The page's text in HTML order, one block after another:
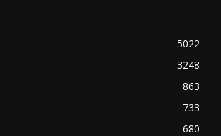
5022
3248
863
733
680